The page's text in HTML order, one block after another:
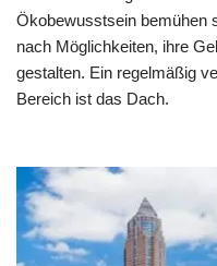
Ökobewusstsein bemühen
nach Möglichkeiten, ihre
gestalten. Ein regelmäßig
Bereich ist das Dach.